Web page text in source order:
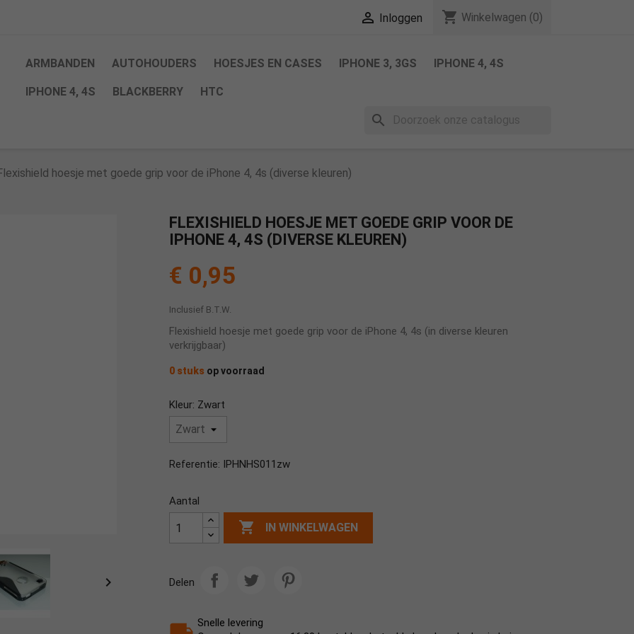
 Inloggen shopping_cart Winkelwagen (0)
ARMBANDEN AUTOHOUDERS HOESJES EN CASES IPHONE 3, 3GS IPHONE 4, 4S
IPHONE 4, 4S BLACKBERRY HTC
search
hoesje met goede grip voor de iPhone 4, 4s (diverse kleuren)

FLEXISHIELD HOESJE MET GOEDE GRIP VOOR DE
IPHONE 4, 4S (DIVERSE KLEUREN)
€ 0,95
Inclusief B.T.W.
Flexishield hoesje met goede grip voor de iPhone 4, 4s (in diverse kleuren
verkrijgbaar)
0 stuks op voorraad
Kleur: Zwart
Referentie: IPHNHS011zw
Aantal
 IN WINKELWAGEN
Delen
Snelle levering